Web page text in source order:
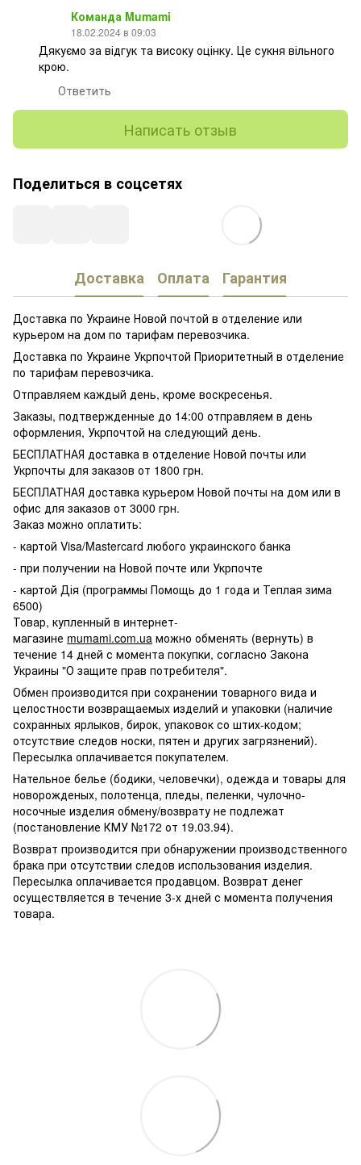
Команда Mumami
18.02.2024 в 09:03
Дякуємо за відгук та високу оцінку. Це сукня вільного
крою.
Ответить
Написать отзыв
Поделиться в соцсетях
Доставка Оплата Гарантия
Доставка по Украине Новой почтой в отделение или
курьером на дом по тарифам перевозчика.
Доставка по Украине Укрпочтой Приоритетный в отделение
по тарифам перевозчика.
Отправляем каждый день, кроме воскресенья.
Заказы, подтвержденные до 14:00 отправляем в день
оформления, Укрпочтой на следующий день.
БЕСПЛАТНАЯ доставка в отделение Новой почты или
Укрпочты для заказов от 1800 грн.
БЕСПЛАТНАЯ доставка курьером Новой почты на дом или в
офис для заказов от 3000 грн.
Заказ можно оплатить:
- картой Visa/Mastercard любого украинского банка
- при получении на Новой почте или Укрпочте
- картой Дія (программы Помощь до 1 года и Теплая зима
6500)
Товар, купленный в интернет-
магазине mumami.com.ua можно обменять (вернуть) в
течение 14 дней с момента покупки, согласно Закона
Украины "О защите прав потребителя".
Обмен производится при сохранении товарного вида и
целостности возвращаемых изделий и упаковки (наличие
сохранных ярлыков, бирок, упаковок со штих-кодом;
отсутствие следов носки, пятен и других загрязнений).
Пересылка оплачивается покупателем.
Нательное белье (бодики, человечки), одежда и товары для
новорожденых, полотенца, пледы, пеленки, чулочно-
носочные изделия обмену/возврату не подлежат
(постановление КМУ №172 от 19.03.94).
Возврат производится при обнаружении производственного
брака при отсутствии следов использования изделия.
Пересылка оплачивается продавцом. Возврат денег
осуществляется в течение 3-х дней с момента получения
товара.